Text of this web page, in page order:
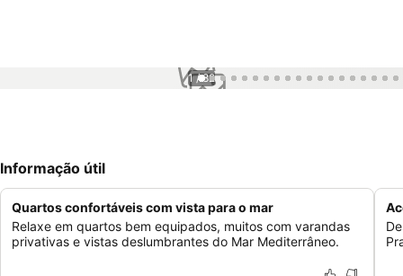
1 / 82
Informação útil
Quartos confortáveis com vista para o mar
Relaxe em quartos bem equipados, muitos com varandas
privativas e vistas deslumbrantes do Mar Mediterrâneo.